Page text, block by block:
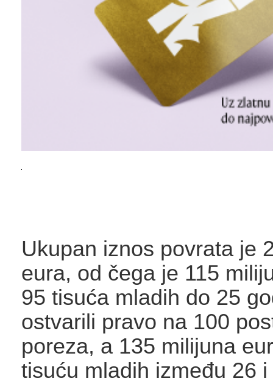
Ukupan iznos povrata je
eura, od čega je 115
95 tisuća mladih do 25
ostvarili pravo na 100
poreza, a 135 milijuna
tisuću mladih između 26